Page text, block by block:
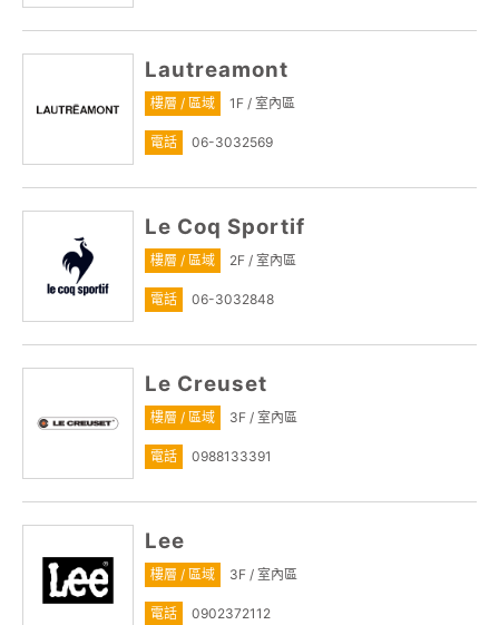
Lautreamont
樓層 / 區域 1F / 室內區
電話 06-3032569
Le Coq Sportif
樓層 / 區域 2F / 室內區
電話 06-3032848
Le Creuset
樓層 / 區域 3F / 室內區
電話 0988133391
Lee
樓層 / 區域 3F / 室內區
電話 0902372112